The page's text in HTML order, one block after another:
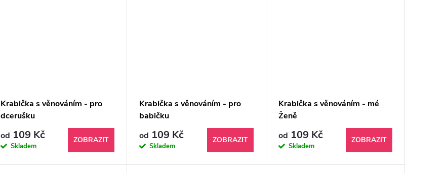
Krabička s věnováním - pro
dcerušku
od 109 Kč
Skladem
ZOBRAZIT
Krabička s věnováním - pro
babičku
od 109 Kč
Skladem
ZOBRAZIT
Krabička s věnováním - mé
Ženě
od 109 Kč
Skladem
ZOBRAZIT